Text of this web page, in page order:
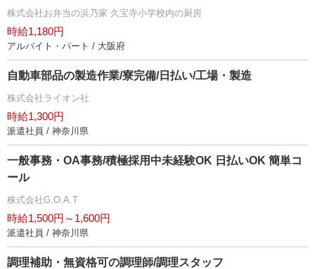
株式会社お弁当の浜乃家 久宝寺小学校内の厨房
時給1,180円
アルバイト・パート / 大阪府
自動車部品の製造作業/寮完備/日払い/工場・製造
株式会社ライオン社
時給1,300円
派遣社員 / 神奈川県
一般事務・OA事務/積極採用中未経験OK 日払いOK 簡単コ
ール
株式会社G.O.A.T
時給1,500円～1,600円
派遣社員 / 神奈川県
調理補助・無資格可の調理師/調理スタッフ